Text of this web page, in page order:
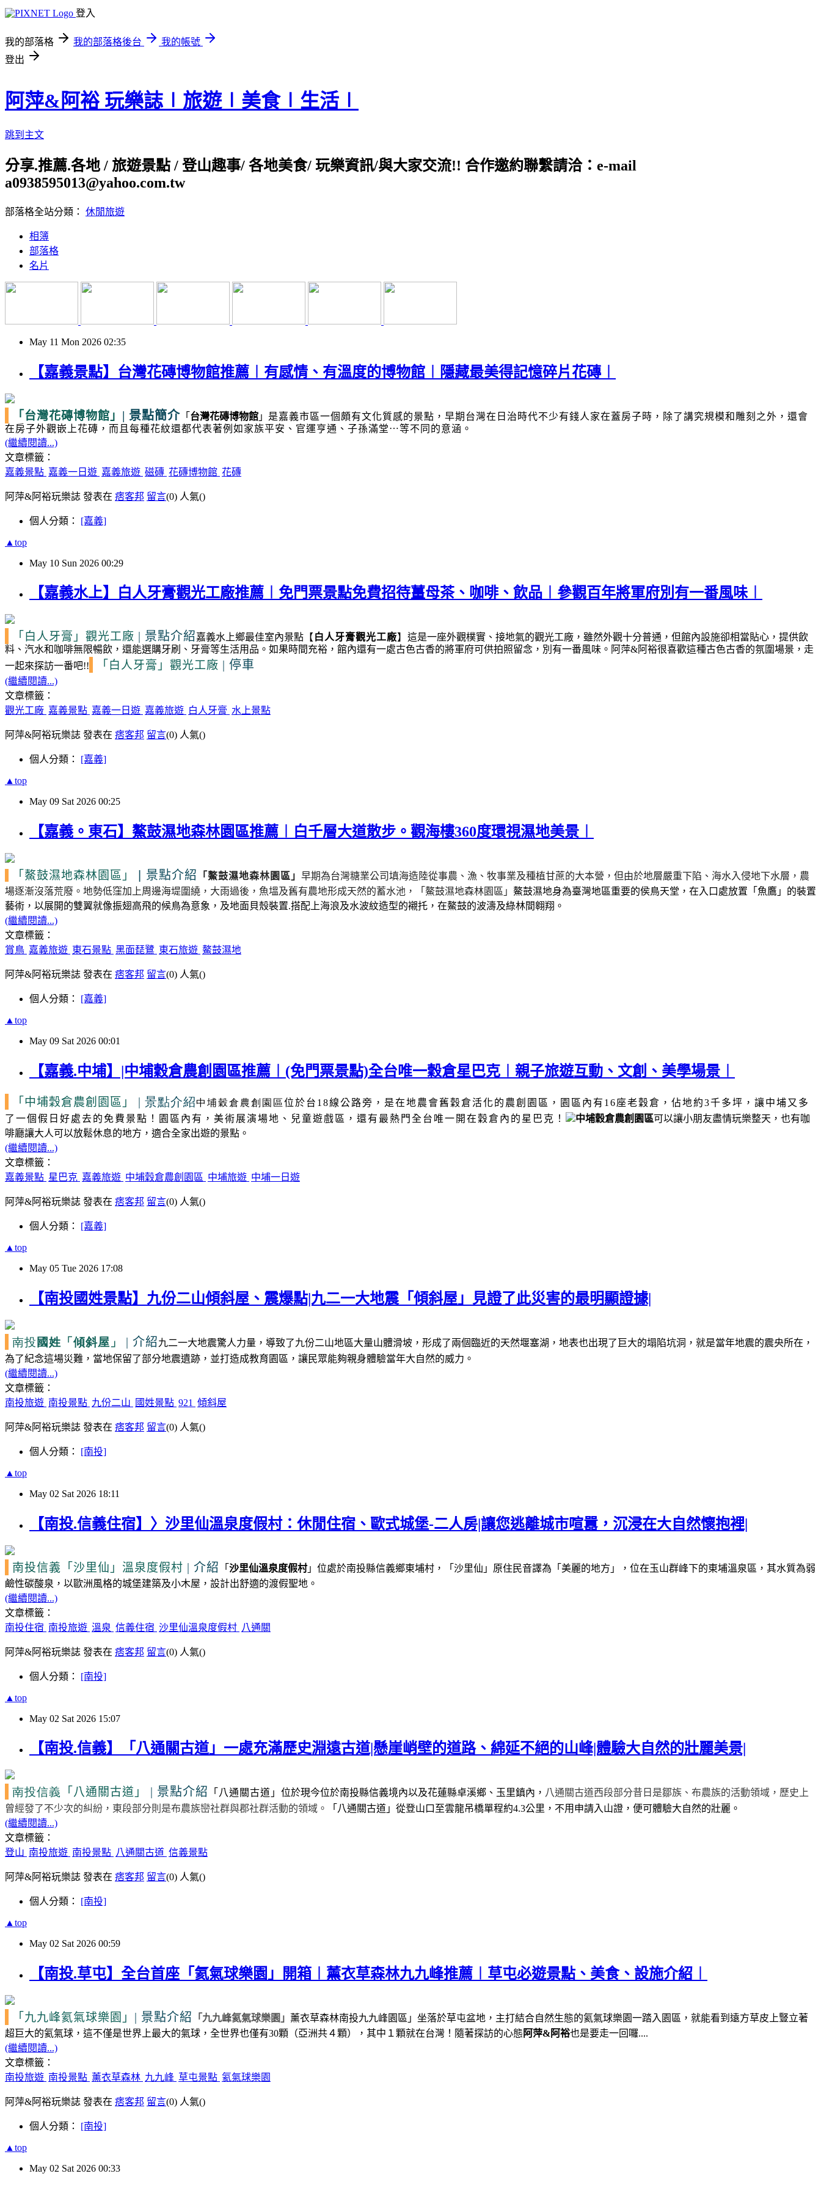
登入
我的部落格 我的部落格後台
我的帳號
登出
阿萍&阿裕 玩樂誌∣旅遊∣美食∣生活∣
跳到主文
分享.推薦.各地 / 旅遊景點 / 登山趣事/ 各地美食/ 玩樂資訊/與大家交流!! 合作邀約聯繫請洽：e-mail
a0938595013@yahoo.com.tw
部落格全站分類： 休閒旅遊
相簿
部落格
名片
May 11 Mon 2026 02:35
【嘉義景點】台灣花磚博物館推薦︱有感情、有溫度的博物館︱隱藏最美得記憶碎片花磚︱
「台灣花磚博物館」 | 景點簡介 「 台灣花磚博物館 」 是嘉義市區一個頗有文化質感的景點，早期台灣在日治時代不少有錢人家在蓋房子時，除了講究規模和雕刻之外，還會
在房子外觀嵌上花磚，而且每種花紋還都代表著例如家族平安、官運亨通、子孫滿堂⋯等不同的意涵。
(繼續閱讀...)
文章標籤：
嘉義景點 嘉義一日遊 嘉義旅遊 磁磚 花磚博物館 花磚
阿萍&阿裕玩樂誌 發表在 痞客邦 留言(0) 人氣()
個人分類： [嘉義]
▲top
May 10 Sun 2026 00:29
【嘉義水上】白人牙膏觀光工廠推薦︱免門票景點免費招待薑母茶、咖啡、飲品︱參觀百年將軍府別有一番風味︱
「白人牙膏」觀光工廠 | 景點介紹嘉義水上鄉最佳室內景點 【 白人牙膏觀光工廠】 這是一座外觀樸實、接地氣的觀光工廠，雖然外觀十分普通，但館內設施卻相當貼心，提供飲
料、汽水和咖啡無限暢飲，還能選購牙刷、牙膏等生活用品。如果時間充裕，館內還有一處古色古香的將軍府可供拍照留念，別有一番風味。阿萍&阿裕很喜歡這種古色古香的氛圍場景，走
一起來探訪一番吧!!
「白人牙膏」觀光工廠 | 停車
(繼續閱讀...)
文章標籤：
觀光工廠 嘉義景點 嘉義一日遊 嘉義旅遊 白人牙膏 水上景點
阿萍&阿裕玩樂誌 發表在 痞客邦 留言(0) 人氣()
個人分類： [嘉義]
▲top
May 09 Sat 2026 00:25
【嘉義。東石】鰲鼓濕地森林園區推薦︱白千層大道散步。觀海樓360度環視濕地美景︱
「鰲鼓濕地森林園區」 景點介紹 「鰲鼓濕地森林園區」 早期為台灣糖業公司填海造陸從事農、漁、牧事業及種植甘蔗的大本營，但由於地層嚴重下陷、海水入侵地下水層，農
場逐漸沒落荒廢。 地勢低窪加上周邊海堤圍繞，大雨過後，魚塭及舊有農地形成天然的蓄水池， 「鰲鼓濕地森林園區」 鰲鼓濕地身為臺灣地區重要的侯鳥天堂，在入口處放置「魚鷹」的裝置
藝術，以展開的雙翼就像振翅高飛的候鳥為意象，及地面貝殼裝置.搭配上海浪及水波紋造型的襯托，在鰲鼓的波濤及綠林間翱翔。
(繼續閱讀...)
文章標籤：
賞鳥 嘉義旅遊 東石景點 黑面琵鷺 東石旅遊 鰲鼓濕地
阿萍&阿裕玩樂誌 發表在 痞客邦 留言(0) 人氣()
個人分類： [嘉義]
▲top
May 09 Sat 2026 00:01
【嘉義.中埔】|中埔穀倉農創園區推薦︱(免門票景點)全台唯一穀倉星巴克︱親子旅遊互動、文創、美學場景︱
「中埔穀倉農創園區」 | 景點介紹中埔穀倉農創園區位於台 18線公路旁，是在地農會舊穀倉活化的農創園區， 園區內有 16座老穀倉，佔地約3千多坪，讓中埔又多
了一個假日好處去的免費景點！園區內有，美術展演場地、兒童遊戲區，還有最熱門全台唯一開在穀倉內的星巴克！
中埔穀倉農創園區可以讓小朋友盡情玩樂整天，也有咖
啡廳讓大人可以放鬆休息的地方，適合全家出遊的景點。
(繼續閱讀...)
文章標籤：
嘉義景點 星巴克 嘉義旅遊 中埔穀倉農創園區 中埔旅遊 中埔一日遊
阿萍&阿裕玩樂誌 發表在 痞客邦 留言(0) 人氣()
個人分類： [嘉義]
▲top
May 05 Tue 2026 17:08
【南投國姓景點】九份二山傾斜屋、震爆點|九二一大地震「傾斜屋」見證了此災害的最明顯證據|
南投國姓 「傾斜屋」 | 介紹九二一大地震驚人力量，導致了九份二山地區大量山體滑坡，形成了兩個臨近的天然堰塞湖，地表也出現了巨大的塌陷坑洞，就是當年地震的震央所在，
為了紀念這場災難，當地保留了部分地震遺跡，並打造成教育園區，讓民眾能夠親身體驗當年大自然的威力。
(繼續閱讀...)
文章標籤：
南投旅遊 南投景點 九份二山 國姓景點 921 傾斜屋
阿萍&阿裕玩樂誌 發表在 痞客邦 留言(0) 人氣()
個人分類： [南投]
▲top
May 02 Sat 2026 18:11
【南投.信義住宿】〉沙里仙溫泉度假村：休閒住宿、歐式城堡-二人房|讓您逃離城市喧囂，沉浸在大自然懷抱裡|
南投信義 「沙里仙」 溫泉度假村 | 介紹 「 沙里仙溫泉度假村」位處於南投縣信義鄉東埔村，「沙里仙」原住民音譯為「美麗的地方」，位在玉山群峰下的東埔溫泉區，其水質為弱
鹼性碳酸泉，以歐洲風格的城堡建築及小木屋，設計出舒適的渡假聖地。
(繼續閱讀...)
文章標籤：
南投住宿 南投旅遊 溫泉 信義住宿 沙里仙溫泉度假村 八通關
阿萍&阿裕玩樂誌 發表在 痞客邦 留言(0) 人氣()
個人分類： [南投]
▲top
May 02 Sat 2026 15:07
【南投.信義】「八通關古道」一處充滿歷史淵遠古道|懸崖峭壁的道路、綿延不絕的山峰|體驗大自然的壯麗美景|
南投信義 「八通關古道」 | 景點介紹 「八通關古道」 位於現今位於南投縣信義境內以及花蓮縣卓溪鄉、玉里鎮內， 八通關古道西段部分昔日是鄒族、布農族的活動領域，歷史上
曾經發了不少次的糾紛，東段部分則是布農族巒社群與郡社群活動的領域。
「八通關古道」從登山口至雲龍吊橋單程約4.3公里，不用申請入山證，便可體驗大自然的壯麗。
(繼續閱讀...)
文章標籤：
登山 南投旅遊 南投景點 八通關古道 信義景點
阿萍&阿裕玩樂誌 發表在 痞客邦 留言(0) 人氣()
個人分類： [南投]
▲top
May 02 Sat 2026 00:59
【南投.草屯】全台首座「氦氣球樂園」開箱︱薰衣草森林九九峰推薦︱草屯必遊景點、美食、設施介紹︱
「九九峰氦氣球樂園」 | 景點介紹 「九九峰氦氣球樂園」 薰衣草森林南投九九峰園區」坐落於草屯盆地，主打結合自然生態的氦氣球樂園一踏入園區，就能看到遠方草皮上豎立著
超巨大的氦氣球，這不僅是世界上最大的氣球，全世界也僅有30顆（亞洲共４顆），其中１顆就在台灣！隨著探訪的心態 阿萍&阿裕也是要走一回囉....
(繼續閱讀...)
文章標籤：
南投旅遊 南投景點 薰衣草森林 九九峰 草屯景點 氦氣球樂園
阿萍&阿裕玩樂誌 發表在 痞客邦 留言(0) 人氣()
個人分類： [南投]
▲top
May 02 Sat 2026 00:33